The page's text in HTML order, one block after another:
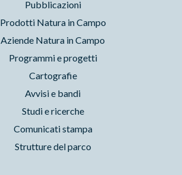
Pubblicazioni
Prodotti Natura in Campo
Aziende Natura in Campo
Programmi e progetti
Cartografie
Avvisi e bandi
Studi e ricerche
Comunicati stampa
Strutture del parco